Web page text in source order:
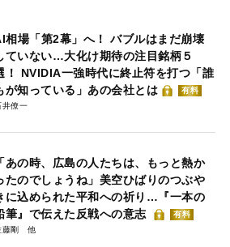
相場「第2幕」へ！ バブルはまだ崩壊
ていない…大化け期待の注目銘柄５
！ NVIDIA一強時代に終止符を打つ「誰
が知っている」あの会社とは
有料
井僚一
「あの時、広島の人たちは、もっと熱か
たのでしょうね」美空ひばりのつぶや
に込められた平和への祈り…『一本の
筆』で伝えた反戦への意志
有料
藤剛